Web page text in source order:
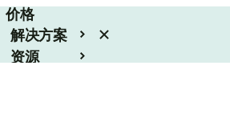
价格
解决方案
资源